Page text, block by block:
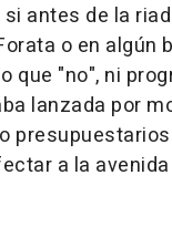
antes de la
o en algún
que "no", ni
lanzada por
a la